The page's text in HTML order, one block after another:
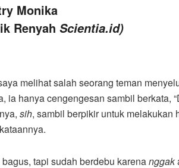
Monika
Renyah Scientia.id)
melihat salah seorang teman
ia hanya cengengesan sambil berkata,
sih, sambil berpikir untuk melakukan
tapi sudah berdebu karenanggak